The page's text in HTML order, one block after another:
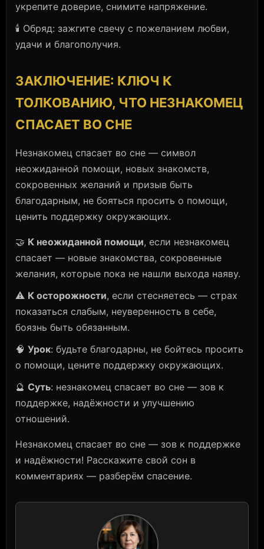
укрепите доверие, снимите напряжение.
🕯️ Обряд: зажгите свечу с пожеланием любви,
удачи и благополучия.
ЗАКЛЮЧЕНИЕ: КЛЮЧ К
ТОЛКОВАНИЮ, ЧТО НЕЗНАКОМЕЦ
СПАСАЕТ ВО СНЕ
Незнакомец спасает во сне — символ
неожиданной помощи, новых знакомств,
сокровенных желаний и призыв быть
благодарным, не бояться просить о помощи,
ценить поддержку окружающих.
🤝 К неожиданной помощи, если незнакомец
спасает — новые знакомства, сокровенные
желания, которые пока не нашли выхода наяву.
⚠️ К осторожности, если стесняетесь — страх
показаться слабым, неуверенность в себе,
боязнь быть обязанным.
🧠 Урок: будьте благодарны, не бойтесь просить
о помощи, цените поддержку окружающих.
🔮 Суть: незнакомец спасает во сне — зов к
поддержке, надёжности и улучшению
отношений.
Незнакомец спасает во сне — зов к поддержке
и надёжности! Расскажите свой сон в
комментариях — разберём спасение.